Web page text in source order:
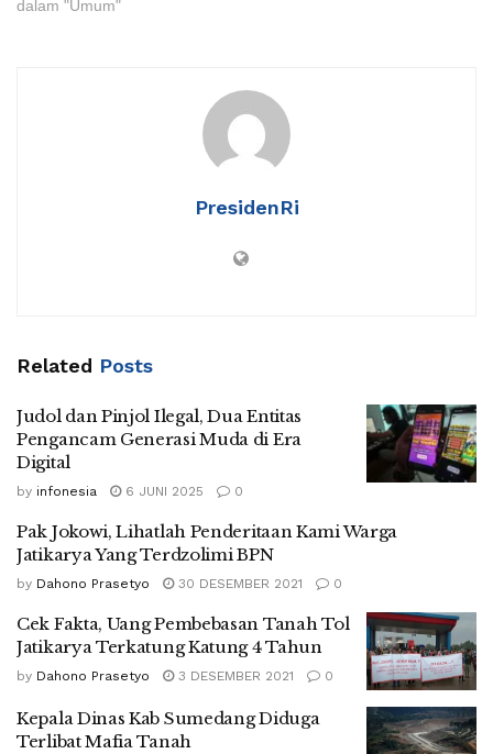
dalam "Umum"
PresidenRi
Related Posts
Judol dan Pinjol Ilegal, Dua Entitas
Pengancam Generasi Muda di Era
Digital
by infonesia 6 JUNI 2025 0
Pak Jokowi, Lihatlah Penderitaan Kami Warga
Jatikarya Yang Terdzolimi BPN
by Dahono Prasetyo 30 DESEMBER 2021 0
Cek Fakta, Uang Pembebasan Tanah Tol
Jatikarya Terkatung Katung 4 Tahun
by Dahono Prasetyo 3 DESEMBER 2021 0
Kepala Dinas Kab Sumedang Diduga
Terlibat Mafia Tanah